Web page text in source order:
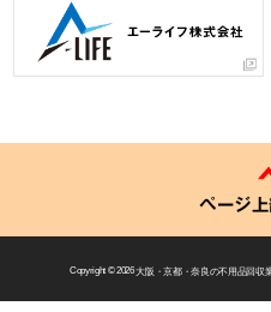
ページ
Copyright © 2026大阪・京都・奈良の不用品回収